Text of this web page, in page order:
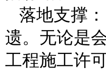
落地支撑
遗。无论是
工程施工许